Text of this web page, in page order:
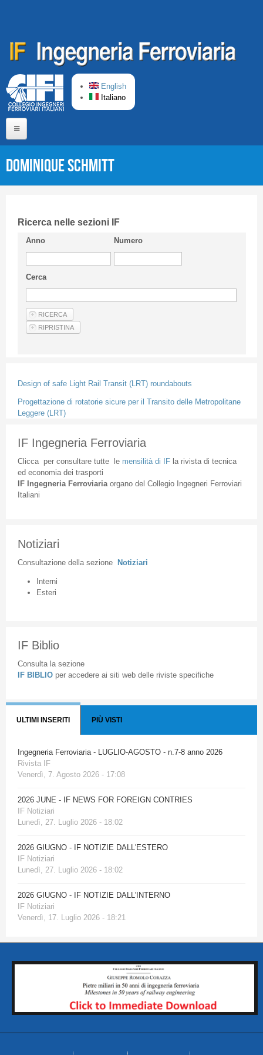
English
Italiano
CIFI in breve
Linee Guida
Privacy Policy
Articoli
Dominique SCHMITT
Ricerca nelle sezioni IF
Anno Numero
Cerca
Design of safe Light Rail Transit (LRT) roundabouts
Progettazione di rotatorie sicure per il Transito delle Metropolitane
Leggere (LRT)
IF Ingegneria Ferroviaria
Cliccaper consultare tuttele mensilità di IFla rivista di tecnica
ed economia dei trasporti
IF Ingegneria Ferroviaria organodel Collegio Ingegneri Ferroviari
Italiani
Notiziari
Consultazione della sezione Notiziari
Interni
Esteri
IF Biblio
Consulta la sezione
IF BIBLIO per accedere ai siti web delle riviste specifiche
ULTIMI INSERITI PIÙ VISTI
Ingegneria Ferroviaria - LUGLIO-AGOSTO - n.7-8 anno 2026
Rivista IF
Venerdì, 7. Agosto 2026 - 17:08
2026 JUNE - IF NEWS FOR FOREIGN CONTRIES
IF Notiziari
Lunedì, 27. Luglio 2026 - 18:02
2026 GIUGNO - IF NOTIZIE DALL'ESTERO
IF Notiziari
Lunedì, 27. Luglio 2026 - 18:02
2026 GIUGNO - IF NOTIZIE DALL'INTERNO
IF Notiziari
Venerdì, 17. Luglio 2026 - 18:21